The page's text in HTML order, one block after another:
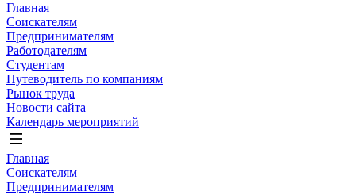
Главная
Соискателям
Предпринимателям
Работодателям
Студентам
Путеводитель по компаниям
Рынок труда
Новости сайта
Календарь мероприятий
Главная
Соискателям
Предпринимателям